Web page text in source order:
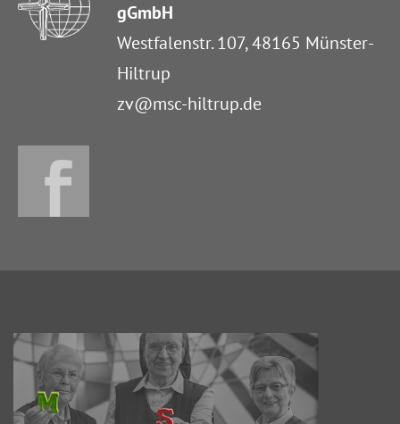
gGmbH
Westfalenstr. 107, 48165 Münster-
Hiltrup
zv@msc-hiltrup.de